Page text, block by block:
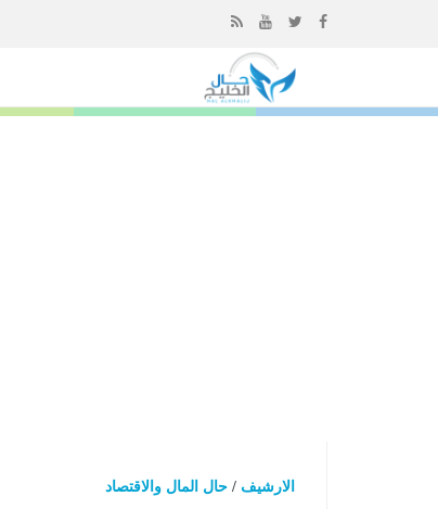
المحتوى
الارشيف / حال المال والاقتصاد